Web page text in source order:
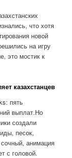
что хотя
новой
на игру
это мостик к
казахстанцев
пять
выплат.Но
создали
песок,
анимация
с головой.